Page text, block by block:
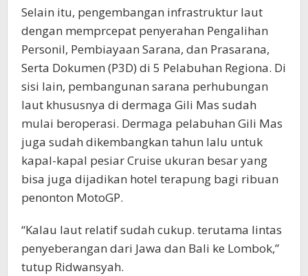
Selain itu, pengembangan infrastruktur laut
dengan memprcepat penyerahan Pengalihan
Personil, Pembiayaan Sarana, dan Prasarana,
Serta Dokumen (P3D) di 5 Pelabuhan Regiona. Di
sisi lain, pembangunan sarana perhubungan
laut khususnya di dermaga Gili Mas sudah
mulai beroperasi. Dermaga pelabuhan Gili Mas
juga sudah dikembangkan tahun lalu untuk
kapal-kapal pesiar Cruise ukuran besar yang
bisa juga dijadikan hotel terapung bagi ribuan
penonton MotoGP.
“Kalau laut relatif sudah cukup. terutama lintas
penyeberangan dari Jawa dan Bali ke Lombok,”
tutup Ridwansyah.